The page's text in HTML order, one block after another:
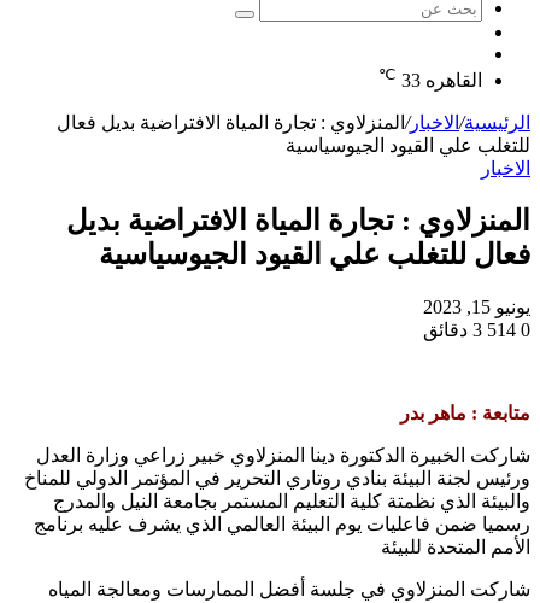
بحث
عشوائي
القاهره 33
℃
الرئيسية/ الاخبار/ المنزلاوي : تجارة المياة الافتراضية بديل فعال
للتغلب علي القيود الجيوسياسية
الاخبار
المنزلاوي : تجارة المياة الافتراضية بديل
فعال للتغلب علي القيود الجيوسياسية
يونيو 15, 2023
0
3 دقائق
متابعة : ماهر بدر
شاركت الخبيرة الدكتورة دينا المنزلاوي خبير زراعي وزارة العدل
ورئيس لجنة البيئة بنادي روتاري التحرير في المؤتمر الدولي للمناخ
والبيئة الذي نظمتة كلية التعليم المستمر بجامعة النيل والمدرج
رسميا ضمن فاعليات يوم البيئة العالمي الذي يشرف عليه برنامج
الأمم المتحدة للبيئة
شاركت المنزلاوي في جلسة أفضل الممارسات ومعالجة المياه